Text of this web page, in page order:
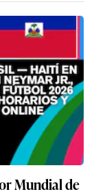
Mundial de